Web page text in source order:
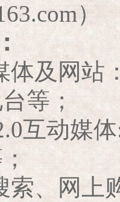
）
体及网
等；
互动媒
索、网